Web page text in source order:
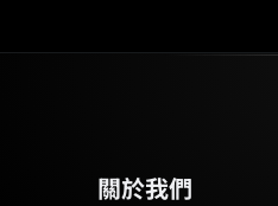
關於我們